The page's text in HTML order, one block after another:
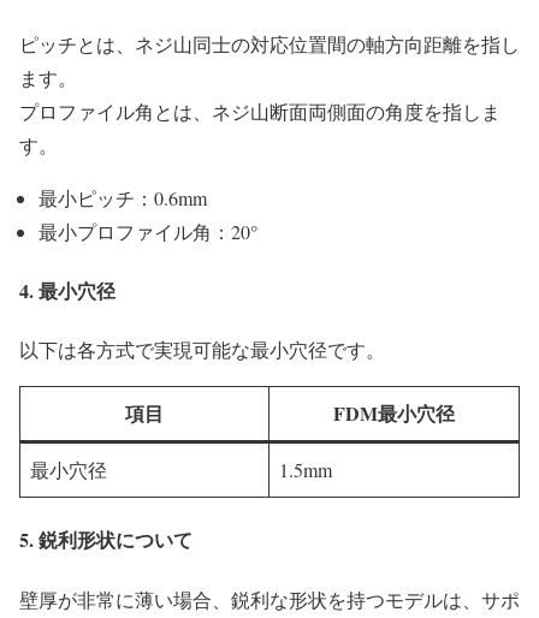
ピッチとは、ネジ山同士の対応位置間の軸方向距離を指し
ます。
プロファイル角とは、ネジ山断面両側面の角度を指しま
す。
最小ピッチ：0.6mm
最小プロファイル角：20°
4. 最小穴径
以下は各方式で実現可能な最小穴径です。
項目 FDM最小穴径
最小穴径 1.5mm
5. 鋭利形状について
壁厚が非常に薄い場合、鋭利な形状を持つモデルは、サポ